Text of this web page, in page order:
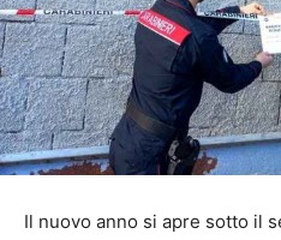
Il nuovo anno si apre sotto il